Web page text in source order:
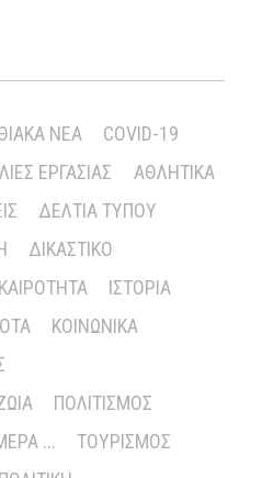
ΝΈΑ
COVID-19
ΕΡΓΑΣΊΑΣ
ΑΘΛΗΤΙΚΆ
ΔΕΛΤΊΑ ΤΎΠΟΥ
ΔΙΚΑΣΤΙΚΌ
ΙΣΤΟΡΊΑ
ΚΟΙΝΩΝΙΚΆ
ΠΟΛΙΤΙΣΜΌΣ
...
ΤΟΥΡΙΣΜΌΣ